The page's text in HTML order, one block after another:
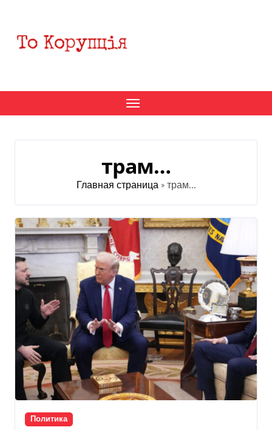
содержанию
трам…
Главная страница» трам...
Политика